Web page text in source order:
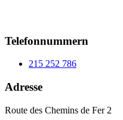
Telefonnummern
215 252 786
Adresse
Route des Chemins de Fer 2